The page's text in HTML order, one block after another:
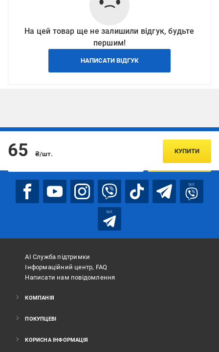
На цей товар ще не залишили відгук, будьте
першим!
НАПИСАТИ ВІДГУК
65 ₴/шт. КУПИТИ
Підписуйтесь, щоб дізнаватись першим про акції та пропозиції
ПІДПИСАТИСЯ
bot
bot
АІ Служба підтримки
Інформаційний центр, FAQ
Написати нам повідомлення
КОМПАНІЯ
ПОКУПЦЕВІ
КОРИСНА ІНФОРМАЦІЯ